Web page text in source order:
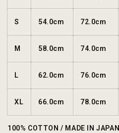
S 54.0cm 72.0cm
M 58.0cm 74.0cm
L 62.0cm 76.0cm
XL 66.0cm 78.0cm
100% COTTON / MADE IN JAPAN